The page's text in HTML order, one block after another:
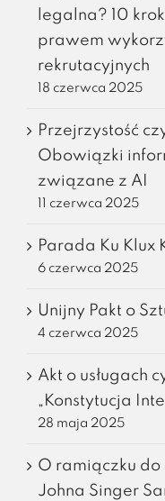
legalna? 10
prawem
rekrutacyjnych
18 czerwca 2025
Przejrzystość
Obowiązki
związane z AI
11 czerwca 2025
Parada Ku Klux
6 czerwca 2025
Unijny Pakt o
4 czerwca 2025
Akt o usługach
„Konstytucja
28 maja 2025
O ramiączku do
Johna Singer